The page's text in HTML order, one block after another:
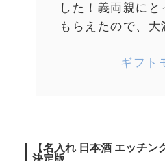
した！義両親に
もらえたので、大
ギフト